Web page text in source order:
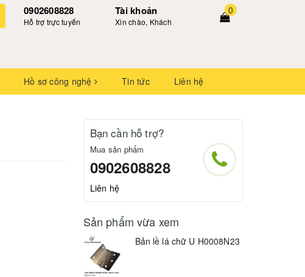
0902608828
Hỗ trợ trực tuyến
Tài khoản
Xin chào, Khách
0
Hồ sơ công nghệ Tin tức Liên hệ
Bạn cần hỗ trợ?
Mua sản phẩm
0902608828
Liên hệ
Sản phẩm vừa xem
Bản lề lá chữ U H0008N23